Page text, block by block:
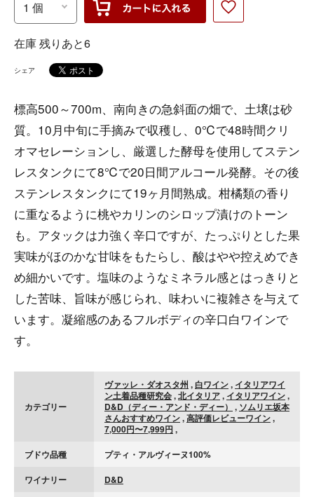
在庫 残りあと6
シェア
標高500～700m、南向きの急斜面の畑で、土壌は砂
質。10月中旬に手摘みで収穫し、0℃で48時間クリ
オマセレーションし、厳選した酵母を使用してステン
レスタンクにて8℃で20日間アルコール発酵。その後
ステンレスタンクにて19ヶ月間熟成。柑橘類の香り
に重なるように桃やカリンのシロップ漬けのトーン
も。アタックは力強く辛口ですが、たっぷりとした果
実味がほのかな甘味をもたらし、酸はやや控えめでき
め細かいです。塩味のようなミネラル感とはっきりと
した苦味、旨味が感じられ、味わいに複雑さを与えて
います。凝縮感のあるフルボディの辛口白ワインで
す。
カテゴリー
ヴァッレ・ダオスタ州 , 白ワイン, イタリアワイ
ン土着品種研究会,北イタリア, イタリアワイン,
D&D（ディー・アンド・ディー） , ソムリエ坂本
さんおすすめワイン,高評価レビューワイン,
7,000円〜7,999円 ,
ブドウ品種
プティ・アルヴィーヌ100%
ワイナリー
D&D